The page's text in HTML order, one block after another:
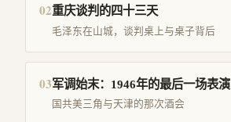
02重庆谈判的四十三天
毛泽东在山城，谈判桌上与桌子背后
03军调始末：1946年的最后一场表演
国共美三角与天津的那次酒会